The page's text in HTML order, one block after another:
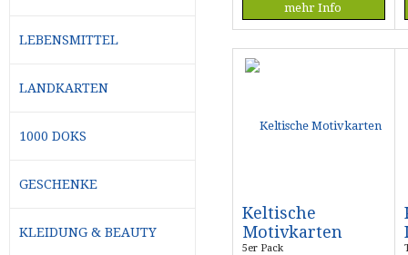
mehr Info
Keltische
Motivkarten
5er Pack
LEBENSMITTEL
LANDKARTEN
1000 DOKS
GESCHENKE
KLEIDUNG & BEAUTY